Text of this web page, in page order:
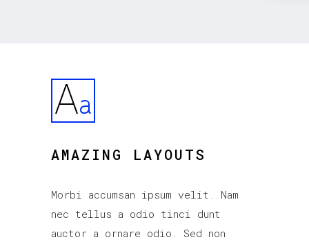
AMAZING LAYOUTS
Morbi accumsan ipsum velit. Nam
nec tellus a odio tinci dunt
auctor a ornare odio. Sed non